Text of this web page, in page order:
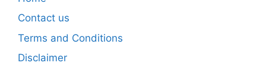
Contact us
Terms and Conditions
Disclaimer